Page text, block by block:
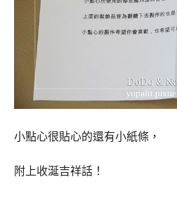
小點心很貼心的還有小紙條，
附上收涎吉祥話！